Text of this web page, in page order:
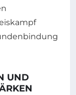
UND